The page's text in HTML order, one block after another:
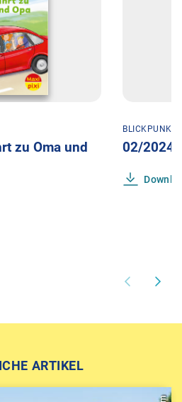
zu Oma und
BLICKPUNKT
02/2024:
ARTIKEL